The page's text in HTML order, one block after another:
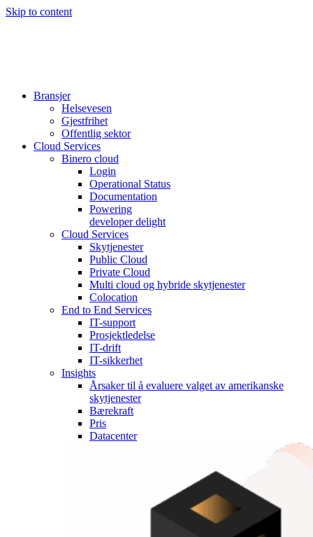
Skip to content
Bransjer
Helsevesen
Gjestfrihet
Offentlig sektor
Cloud Services
Binero cloud
Login
Operational Status
Documentation
Powering
developer delight
Cloud Services
Skytjenester
Public Cloud
Private Cloud
Multi cloud og hybride skytjenester
Colocation
End to End Services
IT-support
Prosjektledelse
IT-drift
IT-sikkerhet
Insights
Årsaker til å evaluere valget av amerikanske
skytjenester
Bærekraft
Pris
Datacenter